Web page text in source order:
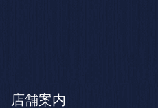
店舗案内